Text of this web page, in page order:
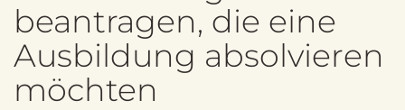
b
l
beantragen, die eine
Ausbildung absolvieren
möchten